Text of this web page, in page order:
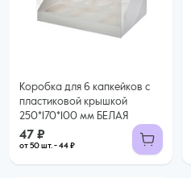
Коробка для 6 капкейков с
пластиковой крышкой
250*170*100 мм БЕЛАЯ
47 ₽
от 50 шт. - 44 ₽
47 ₽
44 ₽ за шт. при заказе от 50 шт.
43 ₽
39 ₽ за шт. при заказе от 50 шт.